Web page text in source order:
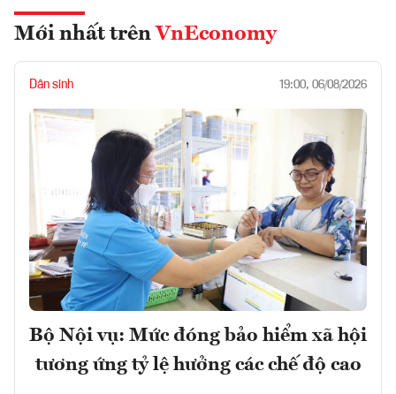
Mới nhất trên VnEconomy
Dân sinh 19:00, 06/08/2026
Bộ Nội vụ: Mức đóng bảo hiểm xã hội
tương ứng tỷ lệ hưởng các chế độ cao